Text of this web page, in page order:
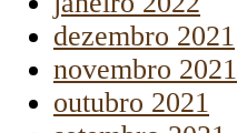
dezembro 2021
novembro 2021
outubro 2021